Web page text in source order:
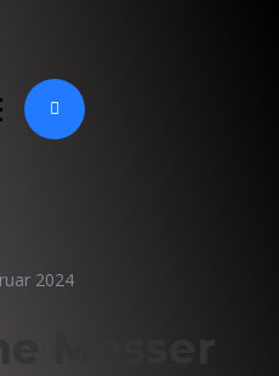
2024
Messer